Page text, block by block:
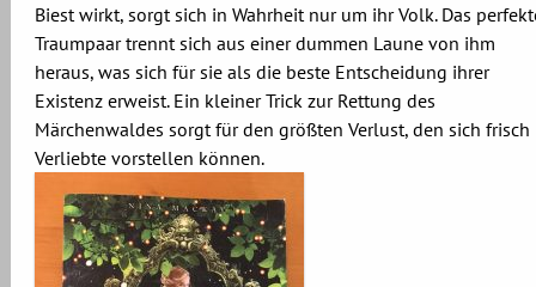
Biest wirkt, sorgt sich in Wahrheit nur um ihr Volk. Das
Traumpaar trennt sich aus einer dummen Laune von ihm
heraus, was sich für sie als die beste Entscheidung ihrer
Existenz erweist. Ein kleiner Trick zur Rettung des
Märchenwaldes sorgt für den größten Verlust, den sich frisch
Verliebte vorstellen können.